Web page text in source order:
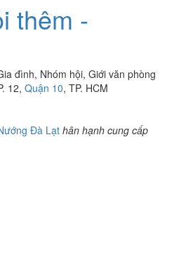
thêm -
đình, Nhóm hội, Giới văn phòng
12, Quận 10, TP. HCM
Đà Lạt hân hạnh cung cấp